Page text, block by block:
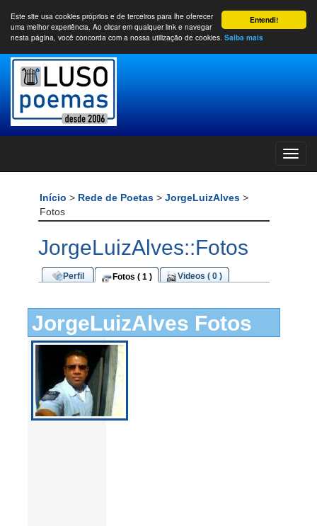
Entendi!
Este site usa cookies próprios e de terceiros para lhe oferecer
uma melhor experiência. Ao clicar em qualquer link e navegar
nesta página, você concorda com a nossa utilização de cookies. Saiba mais
Início > Rede de Poetas > JorgeLuizAlves >
Fotos
JorgeLuizAlves::Fotos
Perfil Fotos ( 1 ) Videos ( 0 )
JorgeLuizAlves Fotos